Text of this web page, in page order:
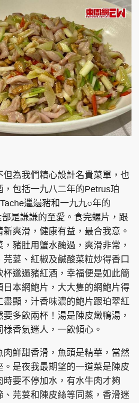
使用條款
版權及免責聲明
版權所有 . 不得轉載
All rights reserved.
但為我們精心設計名貴菜單，也
包括一九八二年的Petrus珀
邋遢豬和一九九○年的
是謙謙的至愛。食完螺片，跟
爽滑，健康有益，最合我意。
豬肚用蟹水醃過，爽滑非常，
荽、紅椒及鹹酸菜粒炒得香口
杯邋遢豬紅酒，幸福便是如此簡
日本網鮑片，大大隻的網鮑片得
盡顯，汁香味濃的鮑片跟珀翠紅
多飲兩杯！湯是陳皮燉鴨湯，
香氣迷人，一飲傾心。
肉鮮甜香滑，魚頭是精華，當然
。是夜我最期望的一道菜是陳皮
時要不停加水，有水牛肉才夠
芫荽和陳皮絲等同蒸，香滑迷